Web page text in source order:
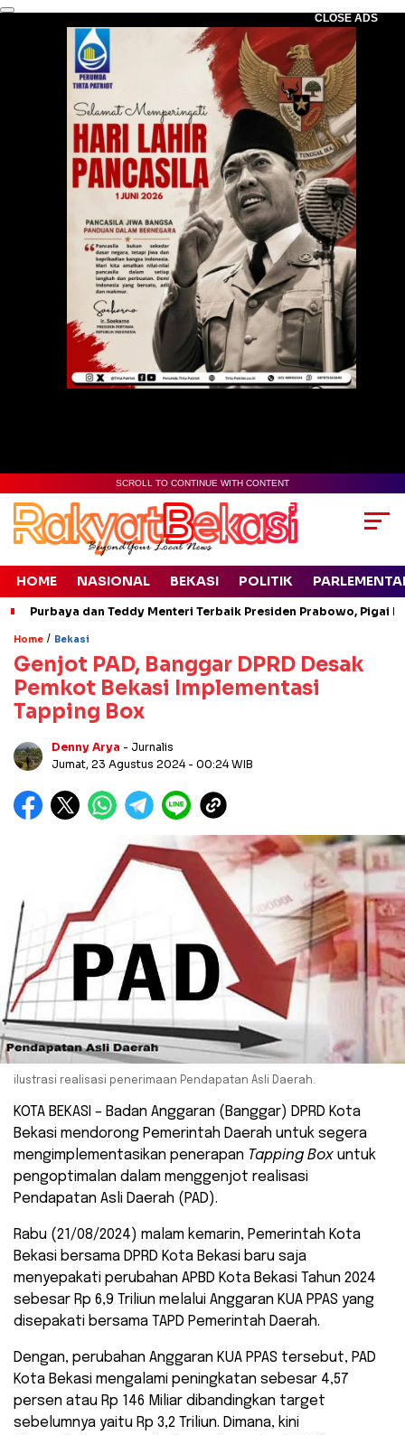
CLOSE ADS
SCROLL TO CONTINUE WITH CONTENT
HOME NASIONAL BEKASI POLITIK
Purbaya dan Teddy Menteri Terbaik Presiden Prabowo, Pigai
Home / Bekasi
Genjot PAD, Banggar DPRD Desak
Pemkot Bekasi Implementasi
Tapping Box
Denny Arya - Jurnalis
Jumat, 23 Agustus 2024 - 00:24 WIB
ilustrasi realisasi penerimaan Pendapatan Asli Daerah.
KOTA BEKASI – Badan Anggaran (Banggar) DPRD Kota
Bekasi mendorong Pemerintah Daerah untuk segera
mengimplementasikan penerapan Tapping Box untuk
pengoptimalan dalam menggenjot realisasi
Pendapatan Asli Daerah (PAD).
Rabu (21/08/2024) malam kemarin, Pemerintah Kota
Bekasi bersama DPRD Kota Bekasi baru saja
menyepakati perubahan APBD Kota Bekasi Tahun 2024
sebesar Rp 6,9 Triliun melalui Anggaran KUA PPAS yang
disepakati bersama TAPD Pemerintah Daerah.
Dengan, perubahan Anggaran KUA PPAS tersebut, PAD
Kota Bekasi mengalami peningkatan sebesar 4,57
persen atau Rp 146 Miliar dibandingkan target
sebelumnya yaitu Rp 3,2 Triliun. Dimana, kini